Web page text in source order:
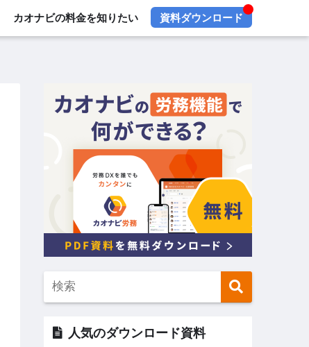
カオナビの料金を知りたい 資料ダウンロード
人気のダウンロード資料